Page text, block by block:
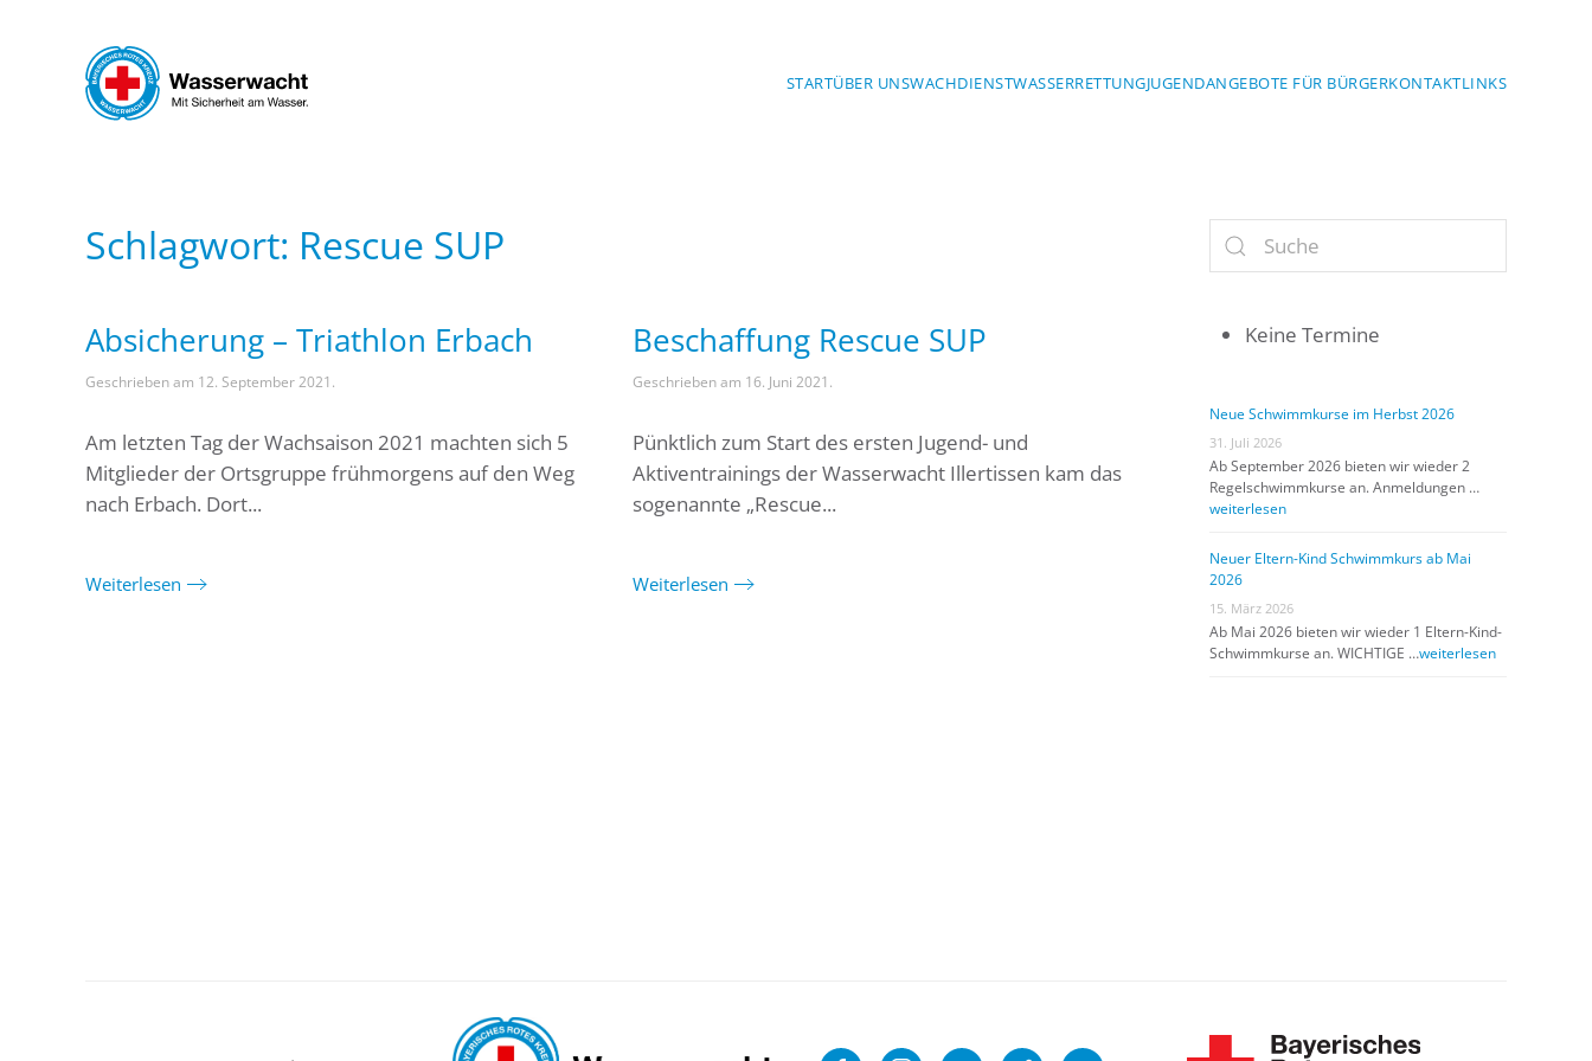
Skip to main content
STARTÜBER UNSWACHDIENSTWASSERRETTUNGJUGENDANGEBOTE FÜR BÜRGERKONTAKTLINKS
Schlagwort: Rescue SUP
Absicherung – Triathlon Erbach
Geschrieben am 12. September 2021 .
Am letzten Tag der Wachsaison 2021 machten sich 5
Mitglieder der Ortsgruppe frühmorgens auf den Weg
nach Erbach. Dort...
Weiterlesen
Beschaffung Rescue SUP
Geschrieben am 16. Juni 2021 .
Pünktlich zum Start des ersten Jugend- und
Aktiventrainings der Wasserwacht Illertissen kam das
sogenannte „Rescue...
Weiterlesen
Keine Termine
Neue Schwimmkurse im Herbst 2026
31. Juli 2026
Ab September 2026 bieten wir wieder 2
Regelschwimmkurse an. Anmeldungen …
weiterlesen
Neuer Eltern-Kind Schwimmkurs ab Mai
2026
15. März 2026
Ab Mai 2026 bieten wir wieder 1 Eltern-Kind-
Schwimmkurse an. WICHTIGE …weiterlesen